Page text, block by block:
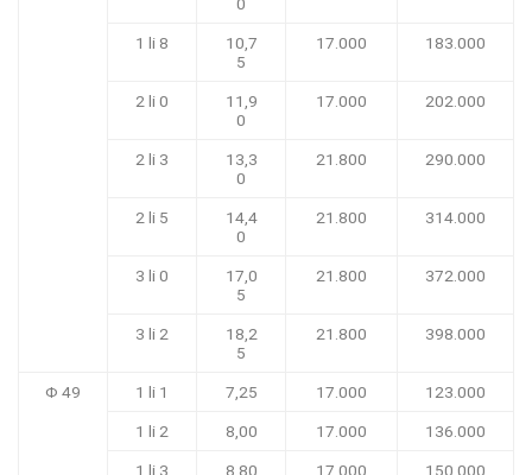
1 li 8
10,7
5
17.000 183.000
2 li 0
11,9
0
17.000 202.000
2 li 3
13,3
0
21.800 290.000
2 li 5
14,4
0
21.800 314.000
3 li 0
17,0
5
21.800 372.000
3 li 2
18,2
5
21.800 398.000
Φ 49 1 li 1 7,25 17.000 123.000
1 li 2 8,00 17.000 136.000
1 li 3 8,80 17.000 150.000